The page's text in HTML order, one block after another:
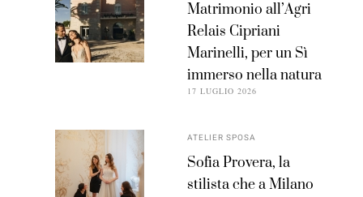
Matrimonio all’Agri
Relais Cipriani
Marinelli, per un Sì
immerso nella natura
17 LUGLIO 2026
ATELIER SPOSA
Sofia Provera, la
stilista che a Milano